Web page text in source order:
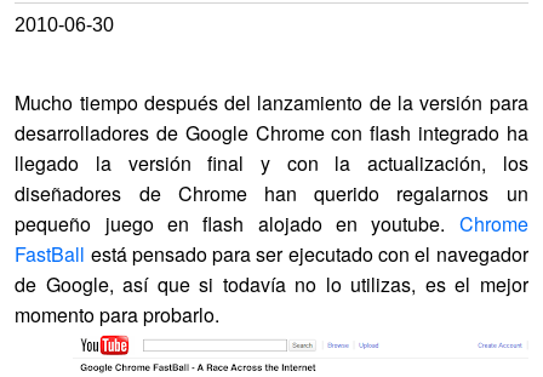
2010-06-30
Mucho tiempo después del lanzamiento de la versión para
desarrolladores de Google Chrome con flash integrado ha
llegado la versión final y con la actualización, los
diseñadores de Chrome han querido regalarnos un
pequeño juego en flash alojado en youtube. Chrome
FastBall está pensado para ser ejecutado con el navegador
de Google, así que si todavía no lo utilizas, es el mejor
momento para probarlo.